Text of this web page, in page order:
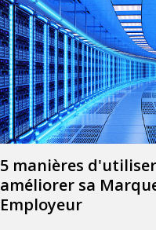
5 manières
améliorer sa
Employeur